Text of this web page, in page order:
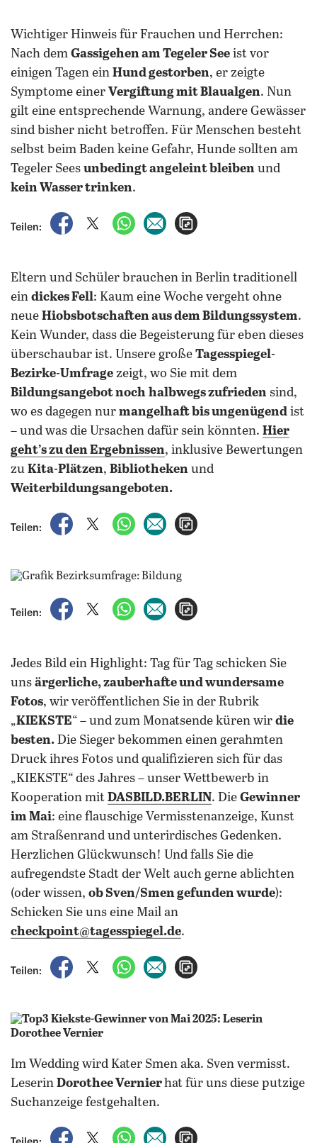
Wichtiger Hinweis für Frauchen und Herrchen:
Nach dem Gassigehen am Tegeler See ist vor
einigen Tagen ein Hund gestorben, er zeigte
Symptome einer Vergiftung mit Blaualgen. Nun
gilt eine entsprechende Warnung, andere Gewässer
sind bisher nicht betroffen. Für Menschen besteht
selbst beim Baden keine Gefahr, Hunde sollten am
Tegeler Sees unbedingt angeleint bleiben und
kein Wasser trinken.
Teilen:
auf Facebook teilen
auf X teilenper WhatsApp teilen
per E-Mail teilen
Eltern und Schüler brauchen in Berlin traditionell
ein dickes Fell: Kaum eine Woche vergeht ohne
neue Hiobsbotschaften aus dem Bildungssystem.
Kein Wunder, dass die Begeisterung für eben dieses
überschaubar ist. Unsere große Tagesspiegel-
Bezirke-Umfrage zeigt, wo Sie mit dem
Bildungsangebot noch halbwegs zufrieden sind,
wo es dagegen nur mangelhaft bis ungenügend ist
– und was die Ursachen dafür sein könnten. Hier
geht’s zu den Ergebnissen, inklusive Bewertungen
zu Kita-Plätzen, Bibliotheken und
Weiterbildungsangeboten.
Teilen:
auf Facebook teilen
auf X teilenper WhatsApp teilen
per E-Mail teilen
Teilen:
auf Facebook teilen
auf X teilenper WhatsApp teilen
per E-Mail teilen
Jedes Bild ein Highlight: Tag für Tag schicken Sie
uns ärgerliche, zauberhafte und wundersame
Fotos, wir veröffentlichen Sie in der Rubrik
„KIEKSTE“ – und zum Monatsende küren wir die
besten. Die Sieger bekommen einen gerahmten
Druck ihres Fotos und qualifizieren sich für das
„KIEKSTE“ des Jahres – unser Wettbewerb in
Kooperation mit DASBILD.BERLIN. Die Gewinner
im Mai: eine flauschige Vermisstenanzeige, Kunst
am Straßenrand und unterirdisches Gedenken.
Herzlichen Glückwunsch! Und falls Sie die
aufregendste Stadt der Welt auch gerne ablichten
(oder wissen, ob Sven/Smen gefunden wurde):
Schicken Sie uns eine Mail an
checkpoint@tagesspiegel.de.
Teilen:
auf Facebook teilen
auf X teilenper WhatsApp teilen
per E-Mail teilen
Im Wedding wird Kater Smen aka. Sven vermisst.
Leserin Dorothee Vernierhat für uns diese putzige
Suchanzeige festgehalten.
auf Facebook teilen
auf X teilenper WhatsApp teilen
per E-Mail teilen